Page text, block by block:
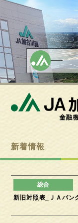
新着情報
新旧対照表_ＪＡバン